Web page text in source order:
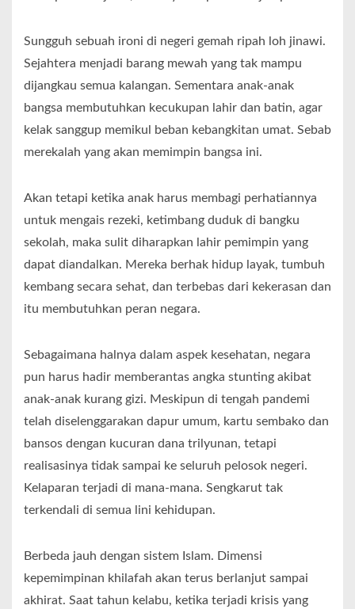
Sungguh sebuah ironi di negeri gemah ripah loh jinawi.
Sejahtera menjadi barang mewah yang tak mampu
dijangkau semua kalangan. Sementara anak-anak
bangsa membutuhkan kecukupan lahir dan batin, agar
kelak sanggup memikul beban kebangkitan umat. Sebab
merekalah yang akan memimpin bangsa ini.
Akan tetapi ketika anak harus membagi perhatiannya
untuk mengais rezeki, ketimbang duduk di bangku
sekolah, maka sulit diharapkan lahir pemimpin yang
dapat diandalkan. Mereka berhak hidup layak, tumbuh
kembang secara sehat, dan terbebas dari kekerasan dan
itu membutuhkan peran negara.
Sebagaimana halnya dalam aspek kesehatan, negara
pun harus hadir memberantas angka stunting akibat
anak-anak kurang gizi. Meskipun di tengah pandemi
telah diselenggarakan dapur umum, kartu sembako dan
bansos dengan kucuran dana trilyunan, tetapi
realisasinya tidak sampai ke seluruh pelosok negeri.
Kelaparan terjadi di mana-mana. Sengkarut tak
terkendali di semua lini kehidupan.
Berbeda jauh dengan sistem Islam. Dimensi
kepemimpinan khilafah akan terus berlanjut sampai
akhirat. Saat tahun kelabu, ketika terjadi krisis yang